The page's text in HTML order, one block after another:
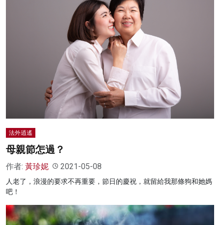
法外逍遙
母親節怎過？
作者: 黃珍妮 2021-05-08
人老了，浪漫的要求不再重要，節日的慶祝，就留給我那條狗和她媽
吧！